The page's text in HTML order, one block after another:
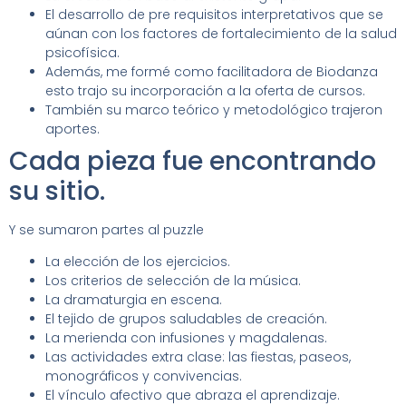
El desarrollo de pre requisitos interpretativos que se
aúnan con los factores de fortalecimiento de la salud
psicofísica.
Además, me formé como facilitadora de Biodanza
esto trajo su incorporación a la oferta de cursos.
También su marco teórico y metodológico trajeron
aportes.
Cada pieza fue encontrando
su sitio.
Y se sumaron partes al puzzle
La elección de los ejercicios.
Los criterios de selección de la música.
La dramaturgia en escena.
El tejido de grupos saludables de creación.
La merienda con infusiones y magdalenas.
Las actividades extra clase: las fiestas, paseos,
monográficos y convivencias.
El vínculo afectivo que abraza el aprendizaje.